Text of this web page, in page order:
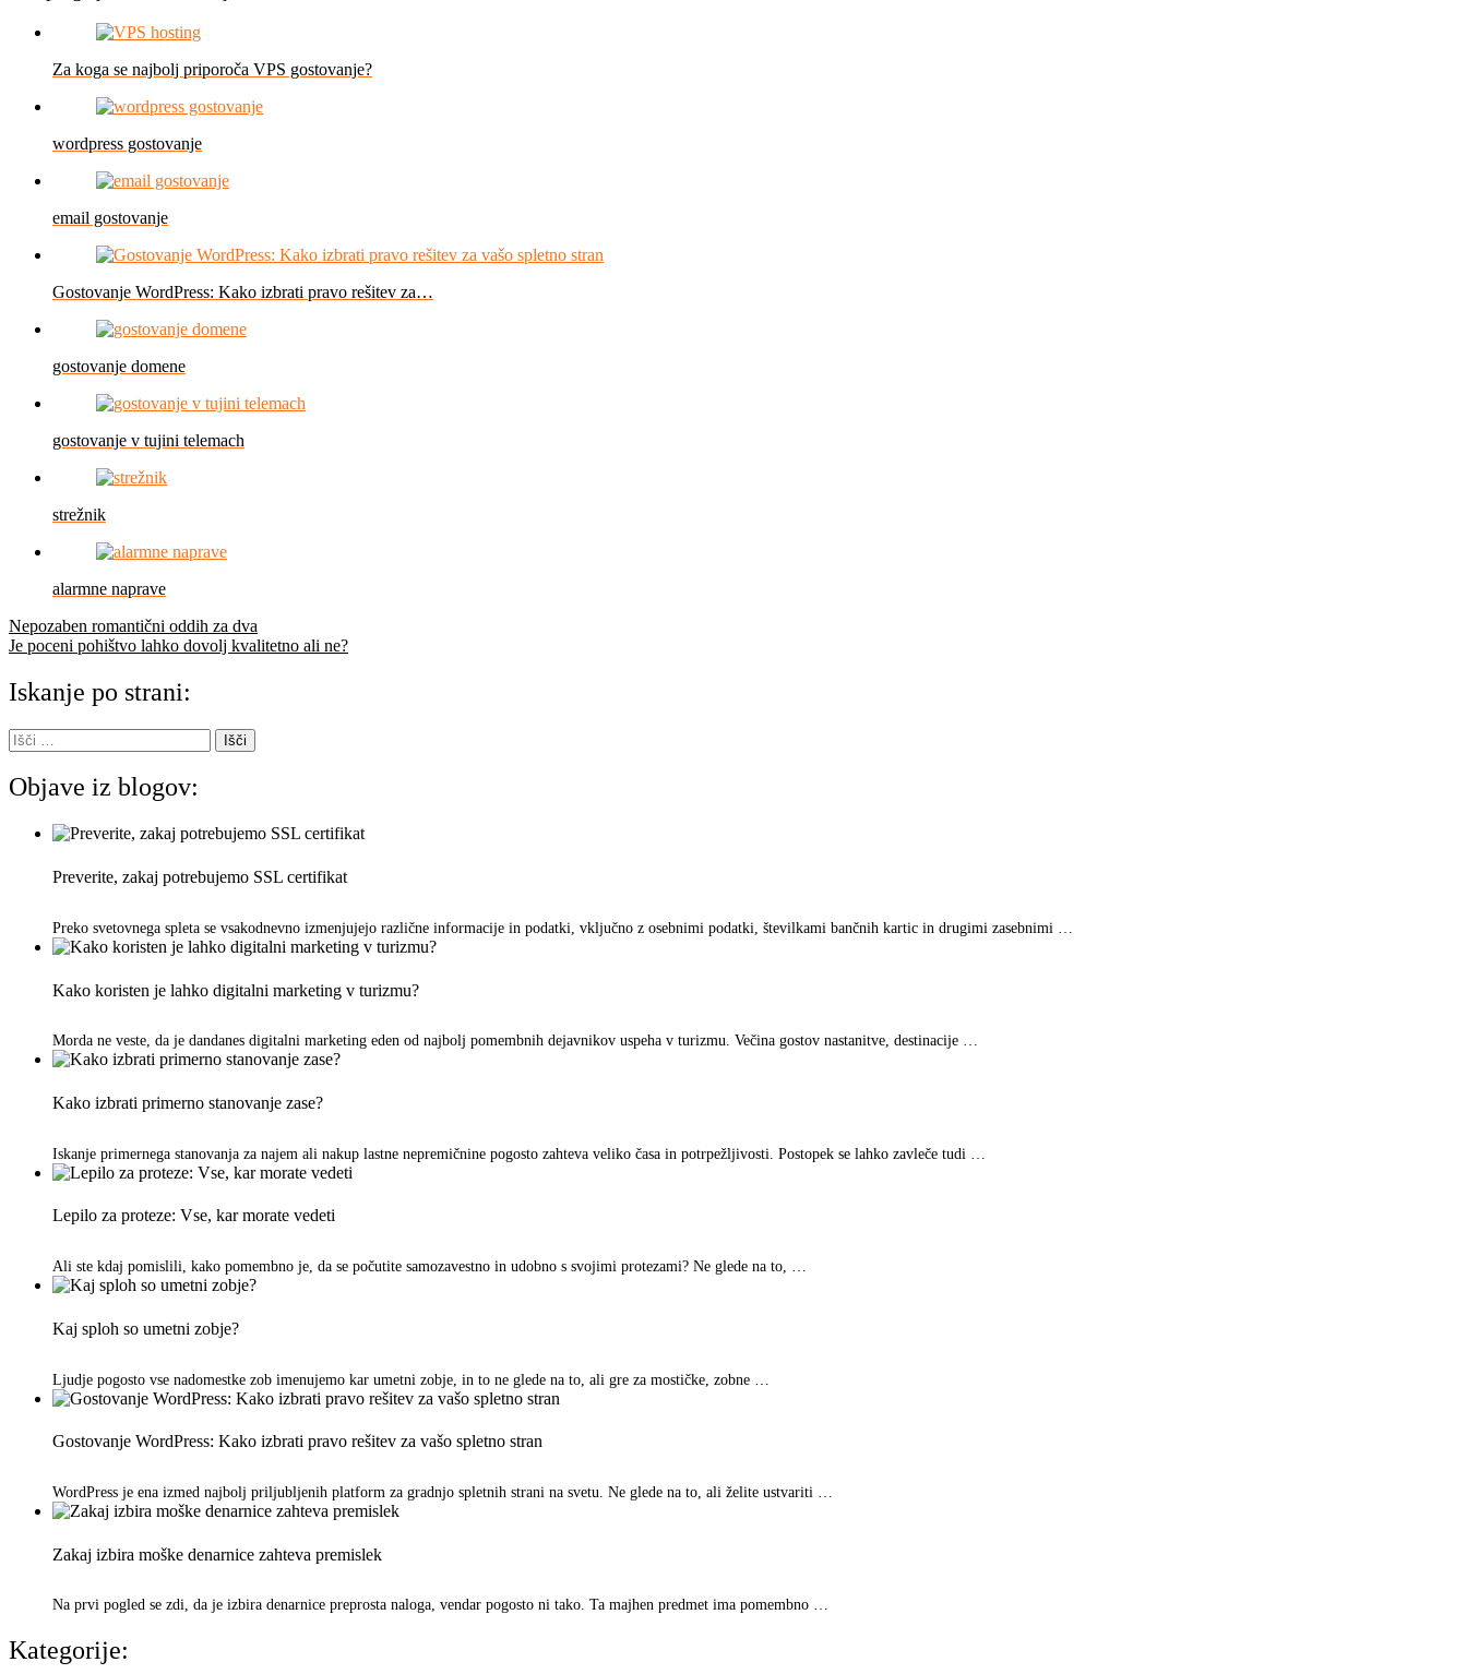
Za koga se najbolj priporoča VPS gostovanje?
wordpress gostovanje
email gostovanje
Gostovanje WordPress: Kako izbrati pravo rešitev za…
gostovanje domene
gostovanje v tujini telemach
strežnik
alarmne naprave
Navigacija
prispevka
Nepozaben romantični oddih za dva
Je poceni pohištvo lahko dovolj kvalitetno ali ne?
Iskanje po strani:
Išči:
Objave iz blogov:
Preverite, zakaj potrebujemo SSL certifikat
Preko svetovnega spleta se vsakodnevno izmenjujejo različne informacije in podatki, vključno z osebnimi podatki, številkami bančnih kartic in drugimi zasebnimi …
Kako koristen je lahko digitalni marketing v turizmu?
Morda ne veste, da je dandanes digitalni marketing eden od najbolj pomembnih dejavnikov uspeha v turizmu. Večina gostov nastanitve, destinacije …
Kako izbrati primerno stanovanje zase?
Iskanje primernega stanovanja za najem ali nakup lastne nepremičnine pogosto zahteva veliko časa in potrpežljivosti. Postopek se lahko zavleče tudi …
Lepilo za proteze: Vse, kar morate vedeti
Ali ste kdaj pomislili, kako pomembno je, da se počutite samozavestno in udobno s svojimi protezami? Ne glede na to, …
Kaj sploh so umetni zobje?
Ljudje pogosto vse nadomestke zob imenujemo kar umetni zobje, in to ne glede na to, ali gre za mostičke, zobne …
Gostovanje WordPress: Kako izbrati pravo rešitev za vašo spletno stran
WordPress je ena izmed najbolj priljubljenih platform za gradnjo spletnih strani na svetu. Ne glede na to, ali želite ustvariti …
Zakaj izbira moške denarnice zahteva premislek
Na prvi pogled se zdi, da je izbira denarnice preprosta naloga, vendar pogosto ni tako. Ta majhen predmet ima pomembno …
Kategorije: